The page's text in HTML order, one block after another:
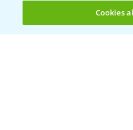
Allgemeine
Impressum
Cookies